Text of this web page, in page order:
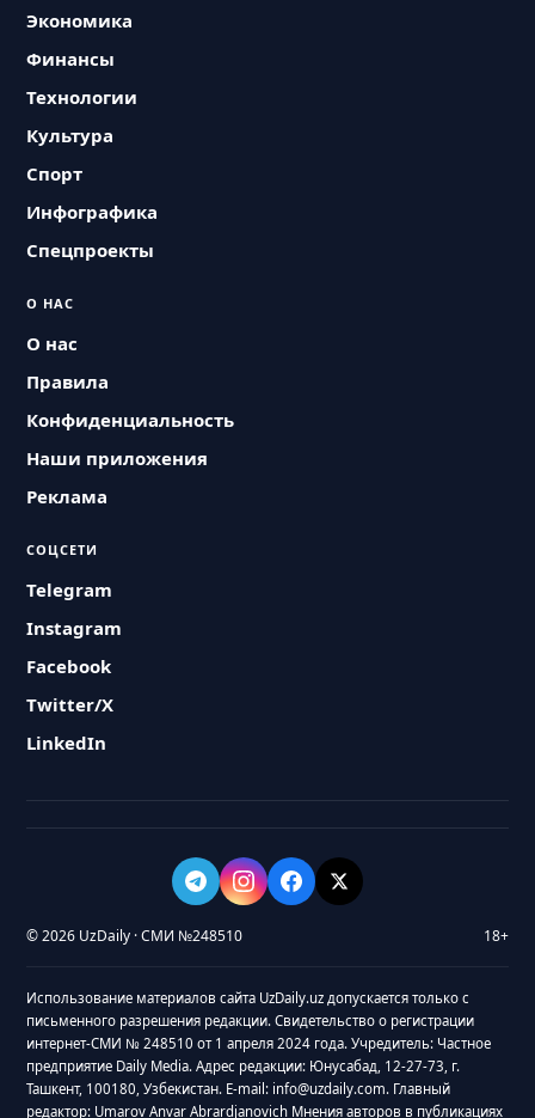
Экономика
Финансы
Технологии
Культура
Спорт
Инфографика
Спецпроекты
О НАС
О нас
Правила
Конфиденциальность
Наши приложения
Реклама
СОЦСЕТИ
Telegram
Instagram
Facebook
Twitter/X
LinkedIn
© 2026 UzDaily · СМИ №248510 18+
Использование материалов сайта UzDaily.uz допускается только с
письменного разрешения редакции. Свидетельство о регистрации
интернет-СМИ № 248510 от 1 апреля 2024 года. Учредитель: Частное
предприятие Daily Media. Адрес редакции: Юнусабад, 12-27-73, г.
Ташкент, 100180, Узбекистан. E-mail: info@uzdaily.com. Главный
редактор: Umarov Anvar Abrardjanovich Мнения авторов в публикациях